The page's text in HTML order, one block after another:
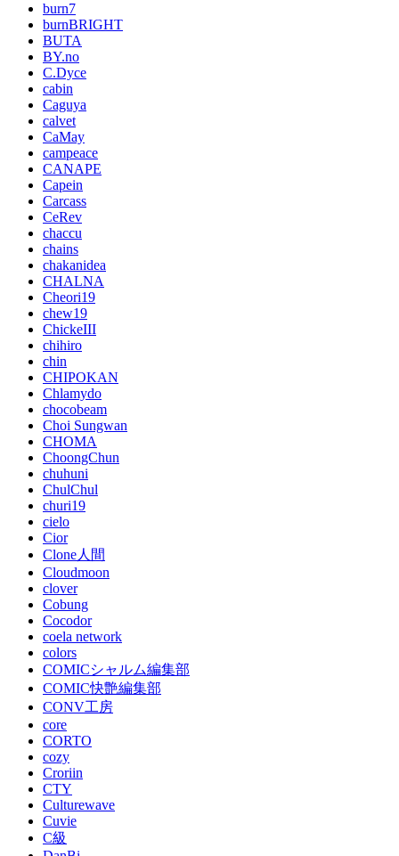
burn7
burnBRIGHT
BUTA
BY.no
C.Dyce
cabin
Caguya
calvet
CaMay
campeace
CANAPE
Capein
Carcass
CeRev
chaccu
chains
chakanidea
CHALNA
Cheori19
chew19
ChickeIII
chihiro
chin
CHIPOKAN
Chlamydo
chocobeam
Choi Sungwan
CHOMA
ChoongChun
chuhuni
ChulChul
churi19
cielo
Cior
Clone人間
Cloudmoon
clover
Cobung
Cocodor
coela network
colors
COMICシャルム編集部
COMIC快艶編集部
CONV工房
core
CORTO
cozy
Croriin
CTY
Culturewave
Cuvie
C級